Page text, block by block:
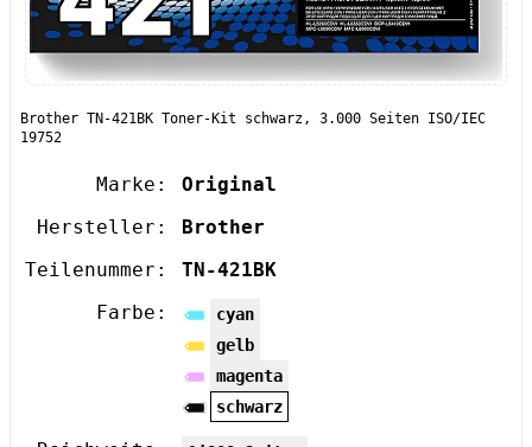
Brother TN-421BK Toner-Kit schwarz, 3.000 Seiten ISO/IEC
19752
Marke:
Original
Hersteller:
Brother
Teilenummer:
TN-421BK
Farbe:
cyan
gelb
magenta
schwarz